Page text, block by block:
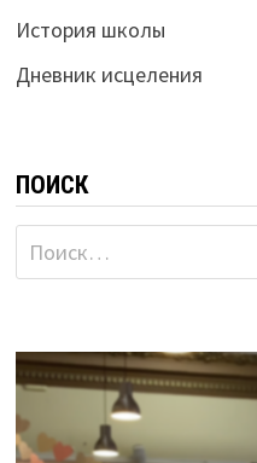
История школы
Дневник исцеления
ПОИСК
Найти: